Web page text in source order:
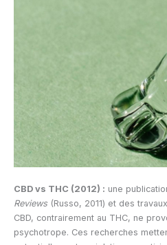
CBD vs THC (2012) : une
Reviews (Russo, 2011) et des
CBD, contrairement au THC, ne
psychotrope. Ces recherches